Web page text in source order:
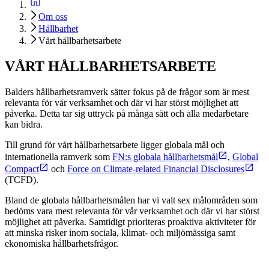
Om oss
Hållbarhet
Vårt hållbarhetsarbete
VÅRT HÅLLBARHETSARBETE
Balders hållbarhetsramverk sätter fokus på de frågor som är mest
relevanta för vår verksamhet och där vi har störst möjlighet att
påverka. Detta tar sig uttryck på många sätt och alla medarbetare
kan bidra.
Till grund för vårt hållbarhetsarbete ligger globala mål och
internationella ramverk som FN:s globala hållbarhetsmål , Global
Compact
och Force on Climate-related Financial Disclosures
(TCFD).
Bland de globala hållbarhetsmålen har vi valt sex målområden som
bedöms vara mest relevanta för vår verksamhet och där vi har störst
möjlighet att påverka. Samtidigt prioriteras proaktiva aktiviteter för
att minska risker inom sociala, klimat- och miljömässiga samt
ekonomiska hållbarhetsfrågor.